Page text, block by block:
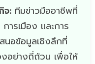
จ: ทีมข่าวมืออาชีพที่
ารเมือง และการ
นอข้อมูลเชิงลึกที่
อย่างถี่ถ้วน เพื่อให้